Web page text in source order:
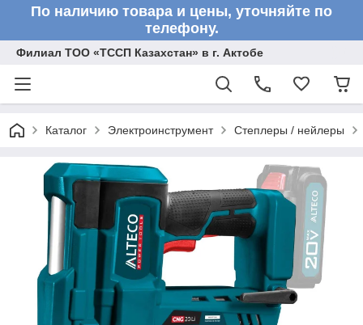
По наличию товара и цены, уточняйте по
телефону.
Филиал ТОО «ТССП Казахстан» в г. Актобе
Каталог Электроинструмент Степлеры / нейлеры